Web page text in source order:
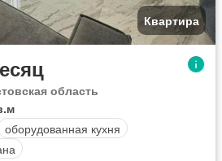
Квартира
область
оборудованная кухня